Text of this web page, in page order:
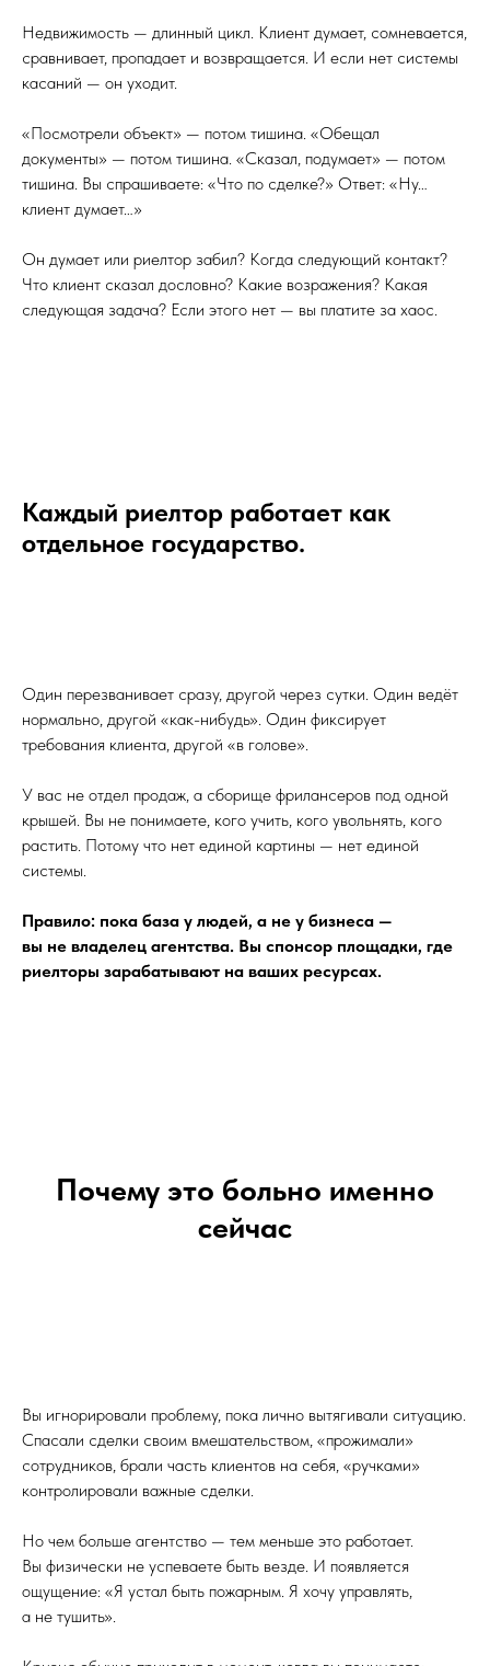
Недвижимость — длинный цикл. Клиент думает, сомневается,
сравнивает, пропадает и возвращается. И если нет системы
касаний — он уходит.
«Посмотрели объект» — потом тишина. «Обещал
документы» — потом тишина. «Сказал, подумает» — потом
тишина. Вы спрашиваете: «Что по сделке?» Ответ: «Ну…
клиент думает…»
Он думает или риелтор забил? Когда следующий контакт?
Что клиент сказал дословно? Какие возражения? Какая
следующая задача? Если этого нет — вы платите за хаос.
Каждый риелтор работает как
отдельное государство.
Один перезванивает сразу, другой через сутки. Один ведёт
нормально, другой «как-нибудь». Один фиксирует
требования клиента, другой «в голове».
У вас не отдел продаж, а сборище фрилансеров под одной
крышей. Вы не понимаете, кого учить, кого увольнять, кого
растить. Потому что нет единой картины — нет единой
системы.
Правило: пока база у людей, а не у бизнеса —
вы не владелец агентства. Вы спонсор площадки, где
риелторы зарабатывают на ваших ресурсах.
Почему это больно именно
сейчас
Вы игнорировали проблему, пока лично вытягивали ситуацию.
Спасали сделки своим вмешательством, «прожимали»
сотрудников, брали часть клиентов на себя, «ручками»
контролировали важные сделки.
Но чем больше агентство — тем меньше это работает.
Вы физически не успеваете быть везде. И появляется
ощущение: «Я устал быть пожарным. Я хочу управлять,
а не тушить».